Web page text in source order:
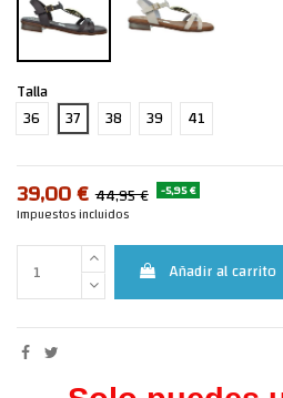
Talla
36
37 38 39 41
39,00 € 44,95 € -5,95 €
Impuestos incluidos
Añadir al carrito